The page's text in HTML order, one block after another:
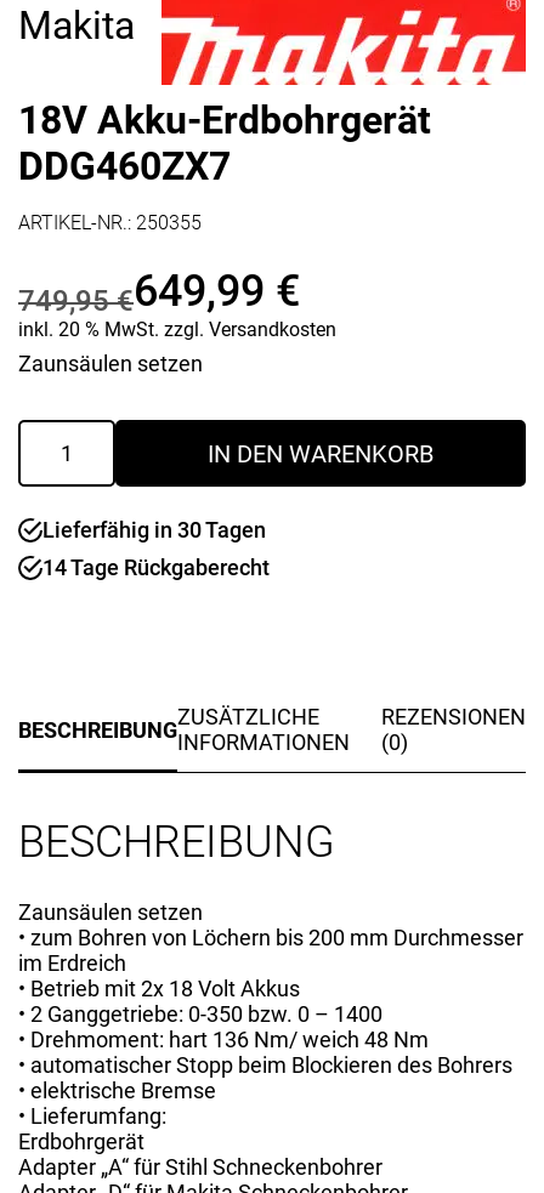
Makita
18V Akku-Erdbohrgerät
DDG460ZX7
ARTIKEL-NR.: 250355
749,95€
Ursprünglicher
war:
749,95 €
649,99 €
Aktueller
ist:
649,99 €.
inkl. 20 % MwSt. zzgl. Versandkosten
Zaunsäulen setzen
18V
Akku-
Erdbohrgerät
Menge
IN DEN WARENKORB
Lieferfähig in 30 Tagen
14 Tage Rückgaberecht
BESCHREIBUNGZUSÄTZLICHE
INFORMATIONEN
REZENSIONEN
(0)
BESCHREIBUNG
Zaunsäulen setzen
• zum Bohren von Löchern bis 200 mm Durchmesser
im Erdreich
• Betrieb mit 2x 18 Volt Akkus
• 2 Ganggetriebe: 0-350 bzw. 0 – 1400
• Drehmoment: hart 136 Nm/ weich 48 Nm
• automatischer Stopp beim Blockieren des Bohrers
• elektrische Bremse
• Lieferumfang:
Erdbohrgerät
Adapter „A“ für Stihl Schneckenbohrer